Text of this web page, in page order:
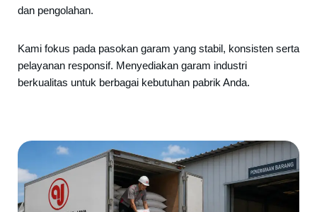
dan pengolahan.
Kami fokus pada pasokan garam yang stabil, konsisten serta
pelayanan responsif. Menyediakan garam industri
berkualitas untuk berbagai kebutuhan pabrik Anda.